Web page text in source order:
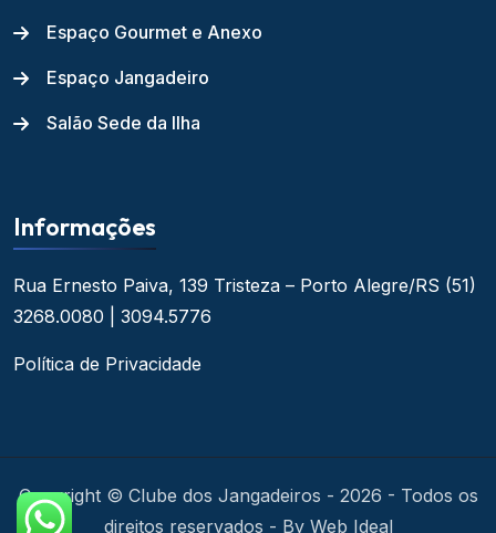
Espaço Gourmet e Anexo
Espaço Jangadeiro
Salão Sede da Ilha
Informações
Rua Ernesto Paiva, 139 Tristeza – Porto Alegre/RS (51)
3268.0080 | 3094.5776
Política de Privacidade
Copyright © Clube dos Jangadeiros - 2026 - Todos os
direitos reservados - By Web Ideal